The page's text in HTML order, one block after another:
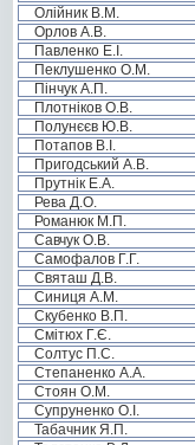
Олійник В.М.
Орлов А.В.
Павленко Е.І.
Пеклушенко О.М.
Пінчук А.П.
Плотніков О.В.
Полунєєв Ю.В.
Потапов В.І.
Пригодський А.В.
Прутнік Е.А.
Рева Д.О.
Романюк М.П.
Савчук О.В.
Самофалов Г.Г.
Святаш Д.В.
Синиця А.М.
Скубенко В.П.
Смітюх Г.Є.
Солтус П.С.
Степаненко А.А.
Стоян О.М.
Супруненко О.І.
Табачник Я.П.